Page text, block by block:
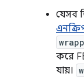
যেসব
করে
যায়।